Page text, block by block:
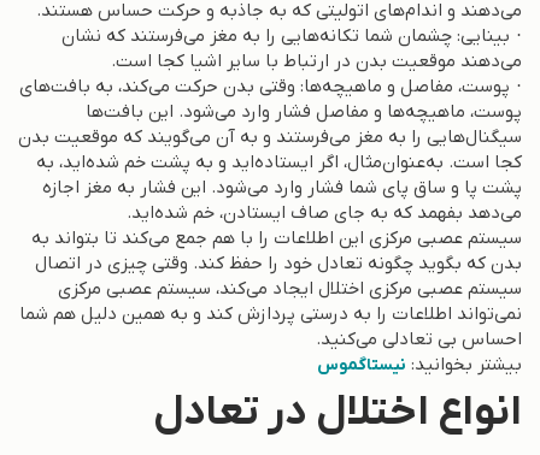
می‌دهند و اندام‌های اتولیتی که به جاذبه و حرکت حساس هستند.
· بینایی: چشمان شما تکانه‌هایی را به مغز می‌فرستند که نشان
می‌دهند موقعیت بدن در ارتباط با سایر اشیا کجا است.
· پوست، مفاصل و ماهیچه‌ها: وقتی بدن حرکت می‌کند، به بافت‌های
پوست، ماهیچه‌ها و مفاصل فشار وارد می‌شود. این بافت‌ها
سیگنال‌هایی را به مغز می‌فرستند و به آن می‌گویند که موقعیت بدن
کجا است. به‌عنوان‌مثال، اگر ایستاده‌اید و به پشت خم شده‌اید، به
پشت پا و ساق پای شما فشار وارد می‌شود. این فشار به مغز اجازه
می‌دهد بفهمد که به جای صاف ایستادن، خم شده‌اید.
سیستم عصبی مرکزی این اطلاعات را با هم جمع می‌کند تا بتواند به
بدن که بگوید چگونه تعادل خود را حفظ کند. وقتی چیزی در اتصال
سیستم عصبی مرکزی اختلال ایجاد می‌کند، سیستم عصبی مرکزی
نمی‌تواند اطلاعات را به درستی پردازش کند و به همین دلیل هم شما
احساس بی تعادلی می‌کنید.
بیشتر بخوانید: نیستاگموس
انواع اختلال در تعادل